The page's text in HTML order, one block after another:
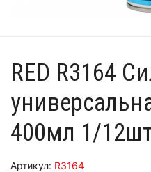
RED R3164
400мл 1/
Артикул: R3164